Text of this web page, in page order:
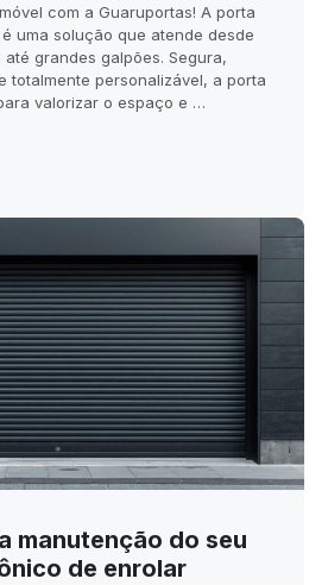
com a Guaruportas! A porta
uma solução que atende desde
grandes galpões. Segura,
totalmente personalizável, a porta
valorizar o espaço e …
manutenção do seu
de enrolar